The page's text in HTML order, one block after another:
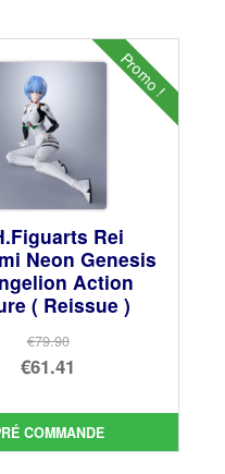
Promo !
Rei
Neon Genesis
Action
( Reissue )
€79.90
Le
initial
était :
€61.41
prix
actuel
COMMANDE